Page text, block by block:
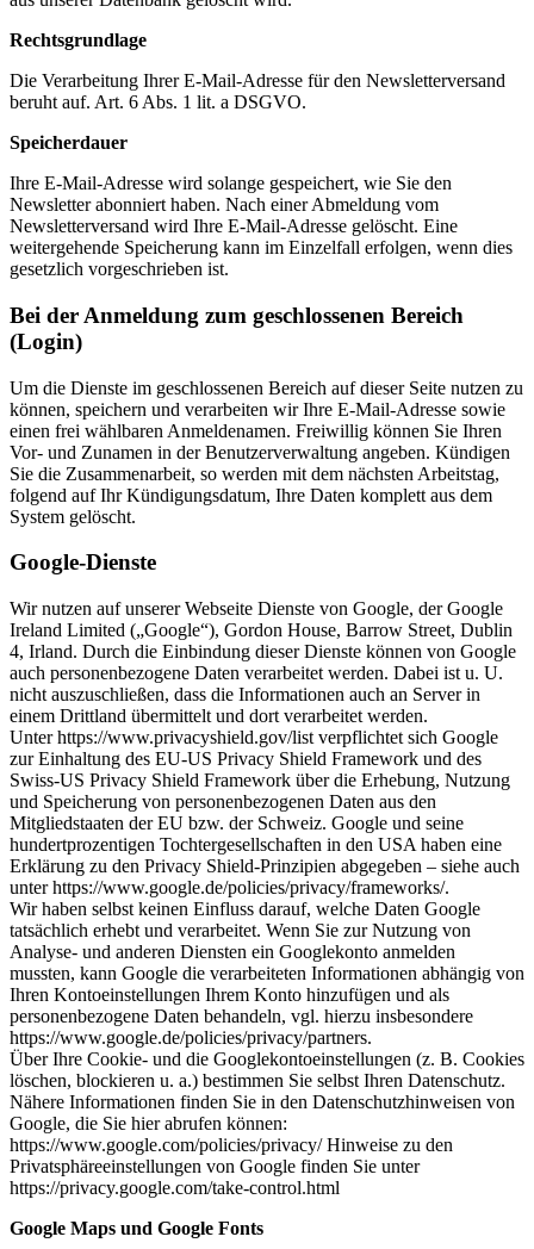
Rechtsgrundlage
Die Verarbeitung Ihrer E-Mail-Adresse für den Newsletterversand
beruht auf. Art. 6 Abs. 1 lit. a DSGVO.
Speicherdauer
Ihre E-Mail-Adresse wird solange gespeichert, wie Sie den
Newsletter abonniert haben. Nach einer Abmeldung vom
Newsletterversand wird Ihre E-Mail-Adresse gelöscht. Eine
weitergehende Speicherung kann im Einzelfall erfolgen, wenn dies
gesetzlich vorgeschrieben ist.
Bei der Anmeldung zum geschlossenen Bereich
(Login)
Um die Dienste im geschlossenen Bereich auf dieser Seite nutzen zu
können, speichern und verarbeiten wir Ihre E-Mail-Adresse sowie
einen frei wählbaren Anmeldenamen. Freiwillig können Sie Ihren
Vor- und Zunamen in der Benutzerverwaltung angeben. Kündigen
Sie die Zusammenarbeit, so werden mit dem nächsten Arbeitstag,
folgend auf Ihr Kündigungsdatum, Ihre Daten komplett aus dem
System gelöscht.
Google-Dienste
Wir nutzen auf unserer Webseite Dienste von Google, der Google
Ireland Limited („Google“), Gordon House, Barrow Street, Dublin
4, Irland. Durch die Einbindung dieser Dienste können von Google
auch personenbezogene Daten verarbeitet werden. Dabei ist u. U.
nicht auszuschließen, dass die Informationen auch an Server in
einem Drittland übermittelt und dort verarbeitet werden.
Unter https://www.privacyshield.gov/list verpflichtet sich Google
zur Einhaltung des EU-US Privacy Shield Framework und des
Swiss-US Privacy Shield Framework über die Erhebung, Nutzung
und Speicherung von personenbezogenen Daten aus den
Mitgliedstaaten der EU bzw. der Schweiz. Google und seine
hundertprozentigen Tochtergesellschaften in den USA haben eine
Erklärung zu den Privacy Shield-Prinzipien abgegeben – siehe auch
unter https://www.google.de/policies/privacy/frameworks/.
Wir haben selbst keinen Einfluss darauf, welche Daten Google
tatsächlich erhebt und verarbeitet. Wenn Sie zur Nutzung von
Analyse- und anderen Diensten ein Googlekonto anmelden
mussten, kann Google die verarbeiteten Informationen abhängig von
Ihren Kontoeinstellungen Ihrem Konto hinzufügen und als
personenbezogene Daten behandeln, vgl. hierzu insbesondere
https://www.google.de/policies/privacy/partners.
Über Ihre Cookie- und die Googlekontoeinstellungen (z. B. Cookies
löschen, blockieren u. a.) bestimmen Sie selbst Ihren Datenschutz.
Nähere Informationen finden Sie in den Datenschutzhinweisen von
Google, die Sie hier abrufen können:
https://www.google.com/policies/privacy/ Hinweise zu den
Privatsphäreeinstellungen von Google finden Sie unter
https://privacy.google.com/take-control.html
Google Maps und Google Fonts